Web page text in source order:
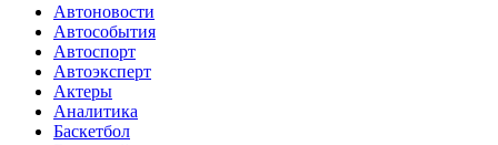
Автоновости
Автособытия
Автоспорт
Автоэксперт
Актеры
Аналитика
Баскетбол